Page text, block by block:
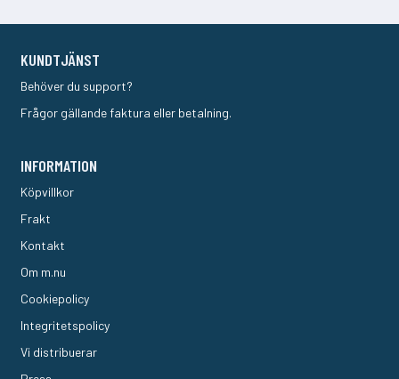
KUNDTJÄNST
Behöver du support?
Frågor gällande faktura eller betalning.
INFORMATION
Köpvillkor
Frakt
Kontakt
Om m.nu
Cookiepolicy
Integritetspolicy
Vi distribuerar